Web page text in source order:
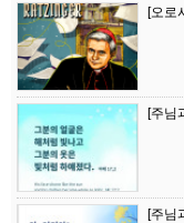
[오로
[주님
[주님